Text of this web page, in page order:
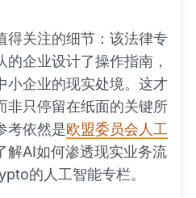
得关注的细节：该法律专
企业设计了操作指南，
小企业的现实处境。这才
非只停留在纸面的关键所
考依然是欧盟委员会人工
解AI如何渗透现实业务流
的人工智能专栏。